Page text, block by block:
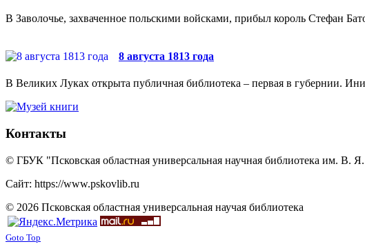
В Заволочье, захваченное польскими войсками, прибыл король Стефан
8 августа 1813 года
В Великих Луках открыта публичная библиотека – первая в губернии.
Контакты
© ГБУК "Псковская областная универсальная научная библиотека им. В.
Сайт: https://www.pskovlib.ru
© 2026 Псковская областная универсальная научая библиотека
Goto Top